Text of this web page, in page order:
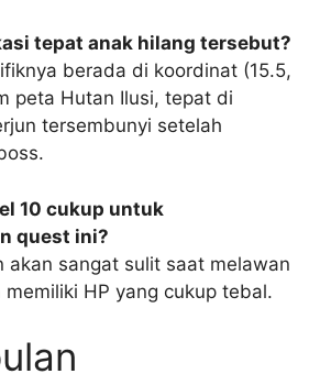
tepat anak hilang tersebut?
berada di koordinat (15.5,
peta Hutan Ilusi, tepat di
tersembunyi setelah
10 cukup untuk
quest ini?
akan sangat sulit saat melawan
HP yang cukup tebal.